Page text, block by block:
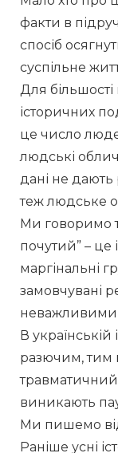
факти в
спосіб
суспільне
Для більшості
історичних
це число
людські
дані не дають
теж людське
Ми говоримо
почутий” –
маргінальні
замовчувані
неважливими
В українській
разючим, тим
виникають
Ми пишемо
Раніше усні